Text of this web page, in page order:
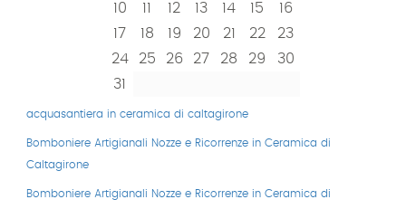
10
11 12 13 14 15
16
17
18 19 20 21 22
23
24
25 26 27 28 29
30
31
acquasantiera in ceramica di caltagirone
Bomboniere Artigianali Nozze e Ricorrenze in Ceramica di
Caltagirone
Bomboniere Artigianali Nozze e Ricorrenze in Ceramica di